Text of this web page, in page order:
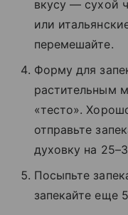
вкусу — сухой
или
перемешайте.
Форму для
растительным
«тесто».
отправьте
духовку на
Посыпьте
запекайте еще